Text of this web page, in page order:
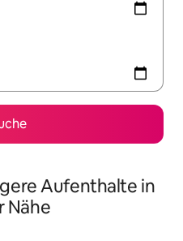
Aufenthalte in
Nähe